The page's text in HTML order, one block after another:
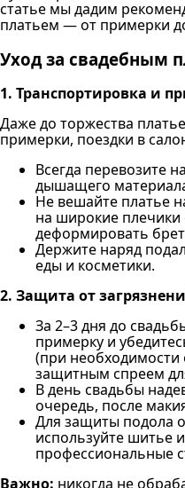
статье мы дадим
платьем — от примерки
Уход за свадебным
1. Транспортировка и
Даже до торжества
примерки, поездки в
Всегда перевозите
дышащего
Не вешайте платье
на широкие плечики
деформировать
Держите наряд
еды и косметики.
2. Защита от
За 2–3 дня до
примерку и
(при необходимости
защитным спреем
В день свадьбы
очередь, после
Для защиты подола
используйте шитье
профессиональные
Важно: никогда не